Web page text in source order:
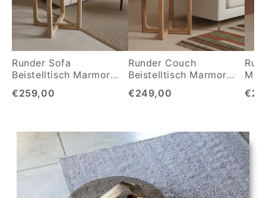
Runder Sofa
Beistelltisch Marmor
Braun
€259,00
Runder Couch
Beistelltisch Marmor
Schwarz
€249,00